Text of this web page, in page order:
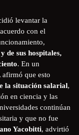
levantar la
con el
de sus hospitales,
. En un
que esto
la situación salarial,
en ciencia y las
continúan
y que no fue
Yacobitti, advirtió